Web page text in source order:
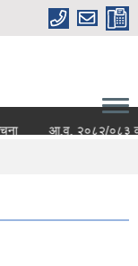
आ.व. २०८२/०८३ को